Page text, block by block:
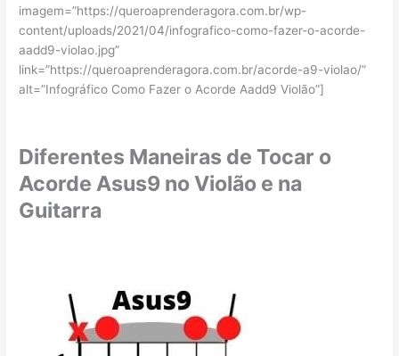
imagem=”https://queroaprenderagora.com.br/wp-
content/uploads/2021/04/infografico-como-fazer-o-acorde-
aadd9-violao.jpg”
link=”https://queroaprenderagora.com.br/acorde-a9-violao/”
alt=”Infográfico Como Fazer o Acorde Aadd9 Violão”]
Diferentes Maneiras de Tocar o
Acorde Asus9 no Violão e na
Guitarra